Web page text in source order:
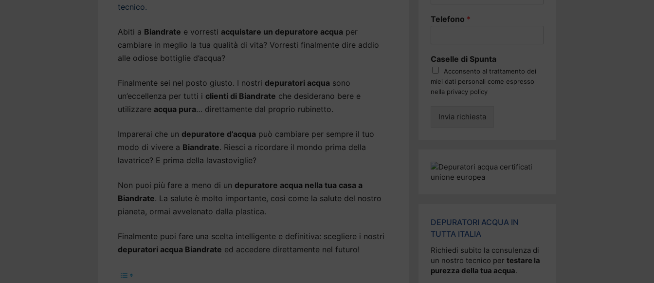
tecnico.
Abiti a Biandrate e vorresti acquistare un depuratore acqua per
cambiare in meglio la tua qualità di vita? Vorresti finalmente dire addio
alle odiose bottiglie d’acqua?
Finalmente sei nel posto giusto. I nostri depuratori acqua sono
un’eccellenza per tutti i clienti di Biandrate che desiderano bere e
utilizzare acqua pura… direttamente dal proprio rubinetto.
Imparerai che un depuratore d’acqua può cambiare per sempre il tuo
modo di vivere a Biandrate. Riesci a ricordare il mondo prima della
lavatrice? E prima della lavastoviglie?
Non puoi più fare a meno di un depuratore acqua nella tua casa a
Biandrate. La salute è molto importante, così come la salute del nostro
pianeta, ormai avvelenato dalla plastica.
Finalmente puoi fare una scelta intelligente e definitiva: scegliere i nostri
depuratori acqua Biandrate ed accedere direttamente nel futuro!
Telefono *
Caselle di Spunta
Acconsento al trattamento dei
miei dati personali come espresso
nella privacy policy
Invia richiesta
DEPURATORI ACQUA IN
TUTTA ITALIA
Richiedi subito la consulenza di
un nostro tecnico per testare la
purezza della tua acqua.